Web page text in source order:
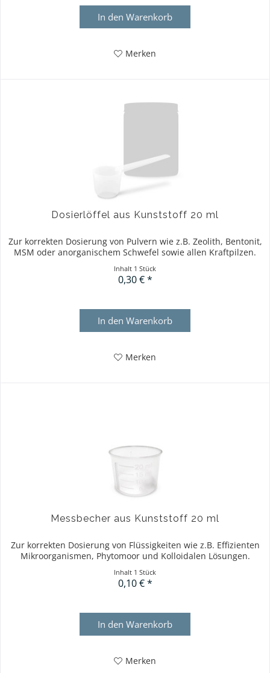
In den Warenkorb
Merken
Dosierlöffel aus Kunststoff 20 ml
Zur korrekten Dosierung von Pulvern wie z.B. Zeolith, Bentonit,
MSM oder anorganischem Schwefel sowie allen Kraftpilzen.
Inhalt 1 Stück
0,30 € *
In den Warenkorb
Merken
Messbecher aus Kunststoff 20 ml
Zur korrekten Dosierung von Flüssigkeiten wie z.B. Effizienten
Mikroorganismen, Phytomoor und Kolloidalen Lösungen.
Inhalt 1 Stück
0,10 € *
In den Warenkorb
Merken